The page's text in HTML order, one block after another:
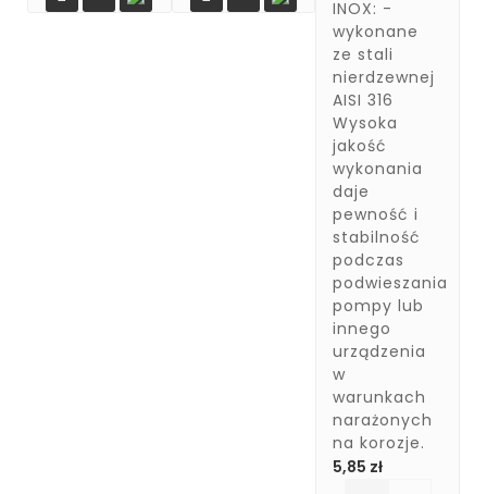
INOX: -
wykonane
ze stali
nierdzewnej
AISI 316
Wysoka
jakość
wykonania
daje
pewność i
stabilność
podczas
podwieszania
pompy lub
innego
urządzenia
w
warunkach
narażonych
na korozje.
5,85 złCena